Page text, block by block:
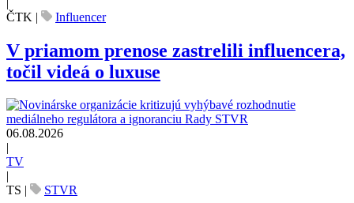
ČTK | Influencer
V priamom prenose zastrelili influencera,
točil videá o luxuse
06.08.2026
TV
TS
STVR